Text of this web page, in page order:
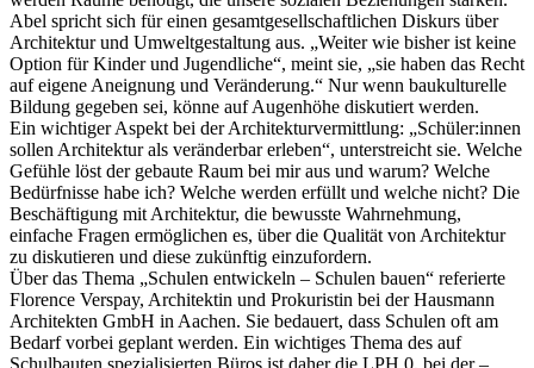
Abel spricht sich für einen gesamtgesellschaftlichen Diskurs über
Architektur und Umweltgestaltung aus. „Weiter wie bisher ist keine
Option für Kinder und Jugendliche“, meint sie, „sie haben das Recht
auf eigene Aneignung und Veränderung.“ Nur wenn baukulturelle
Bildung gegeben sei, könne auf Augenhöhe diskutiert werden.
Ein wichtiger Aspekt bei der Architekturvermittlung: „Schüler:innen
sollen Architektur als veränderbar erleben“, unterstreicht sie. Welche
Gefühle löst der gebaute Raum bei mir aus und warum? Welche
Bedürfnisse habe ich? Welche werden erfüllt und welche nicht? Die
Beschäftigung mit Architektur, die bewusste Wahrnehmung,
einfache Fragen ermöglichen es, über die Qualität von Architektur
zu diskutieren und diese zukünftig einzufordern.
Über das Thema „Schulen entwickeln – Schulen bauen“ referierte
Florence Verspay, Architektin und Prokuristin bei der Hausmann
Architekten GmbH in Aachen. Sie bedauert, dass Schulen oft am
Bedarf vorbei geplant werden. Ein wichtiges Thema des auf